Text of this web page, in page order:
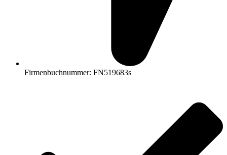
Firmenbuchnummer: FN519683s